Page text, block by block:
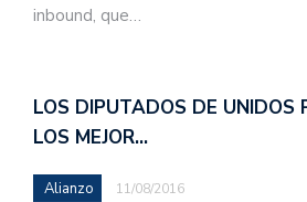
inbound, que…
LOS DIPUTADOS DE UNIDOS
LOS MEJOR…
Alianzo 11/08/2016